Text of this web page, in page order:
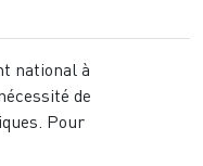
national à
de
Pour